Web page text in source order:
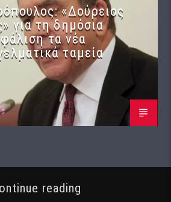
«Δούρειος
για τη δημόσια
τα νέα
ταμεία
reading